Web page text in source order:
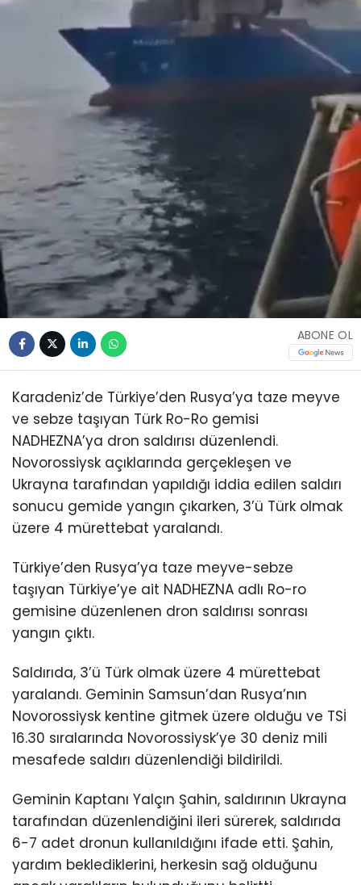
ABONE OL
Karadeniz’de Türkiye’den Rusya’ya taze meyve
ve sebze taşıyan Türk Ro-Ro gemisi
NADHEZNA’ya dron saldırısı düzenlendi.
Novorossiysk açıklarında gerçekleşen ve
Ukrayna tarafından yapıldığı iddia edilen saldırı
sonucu gemide yangın çıkarken, 3’ü Türk olmak
üzere 4 mürettebat yaralandı.
Türkiye’den Rusya’ya taze meyve-sebze
taşıyan Türkiye’ye ait NADHEZNA adlı Ro-ro
gemisine düzenlenen dron saldırısı sonrası
yangın çıktı.
Saldırıda, 3’ü Türk olmak üzere 4 mürettebat
yaralandı. Geminin Samsun’dan Rusya’nın
Novorossiysk kentine gitmek üzere olduğu ve TSİ
16.30 sıralarında Novorossiysk’ye 30 deniz mili
mesafede saldırı düzenlendiği bildirildi.
Geminin Kaptanı Yalçın Şahin, saldırının Ukrayna
tarafından düzenlendiğini ileri sürerek, saldırıda
6-7 adet dronun kullanıldığını ifade etti. Şahin,
yardım beklediklerini, herkesin sağ olduğunu